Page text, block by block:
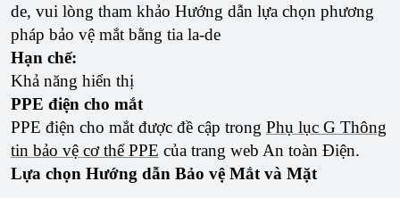
de, vui lòng tham khảo Hướng dẫn lựa chọn phương
pháp bảo vệ mắt bằng tia la-de
Hạn chế:
Khả năng hiển thị
PPE điện cho mắt
PPE điện cho mắt được đề cập trong Phụ lục G Thông
tin bảo vệ cơ thể PPE của trang web An toàn Điện.
Lựa chọn Hướng dẫn Bảo vệ Mắt và Mặt